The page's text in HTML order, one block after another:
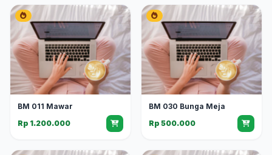
BM 011 Mawar
Rp 1.200.000
BM 030 Bunga Meja
Rp 500.000